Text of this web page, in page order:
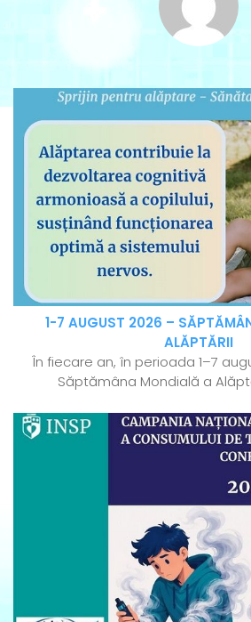
1-7 AUGUST 2026 –
ALĂPTĂRII
În fiecare an, în perioada 1–7
Săptămâna Mondială a